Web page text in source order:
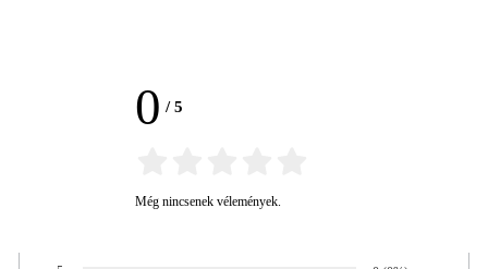
0 /5
Még nincsenek vélemények.